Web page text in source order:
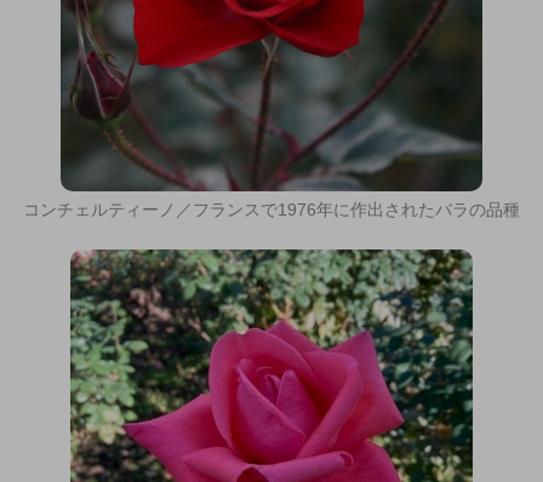
コンチェルティーノ／フランスで1976年に作出されたバラの品種